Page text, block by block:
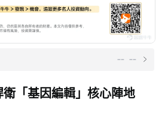
-- --
「基因編輯」核心陣地